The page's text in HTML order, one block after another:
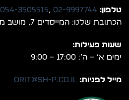
טלפון: 02-9997744
,
054-3505515
הכתובת שלנו: המייסדים 7, מושב מצליח
שעות פעילות:
ימים א’ – ה’: 17:00 – 9:00
מייל לפניות: orit@sh-p.co.il